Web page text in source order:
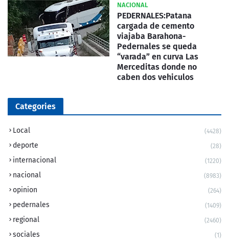
NACIONAL
PEDERNALES:Patana
cargada de cemento
viajaba Barahona-
Pedernales se queda
“varada” en curva Las
Merceditas donde no
caben dos vehiculos
Categories
Local (4428)
deporte (28)
internacional (1220)
nacional (8983)
opinion (264)
pedernales (1409)
regional (2460)
sociales (1)